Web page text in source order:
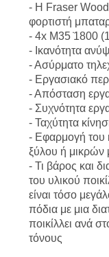
- Η Fraser
φορτιστή
- 4x M35 ̇1800
- Ικανότητα
- Ασύρματο
- Εργασιακό
- Απόσταση
- Συχνότητα
- Ταχύτητα
- Εφαρμογή του
ξύλου ή μικρών
- Τι βάρος και
του υλικού
είναι τόσο
πόδια με μια
ποικίλλει ανά
τόνους